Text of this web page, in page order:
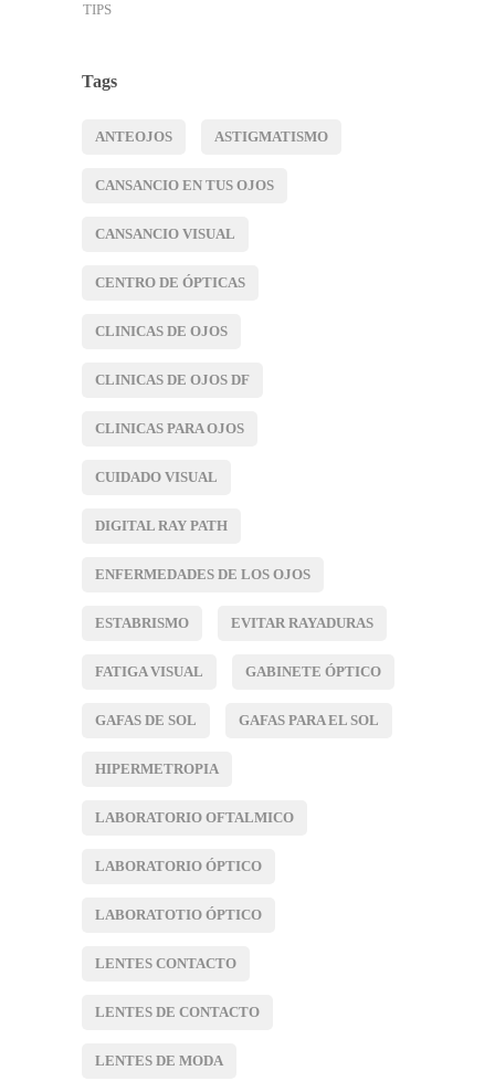
TIPS
Tags
ANTEOJOS ASTIGMATISMO
CANSANCIO EN TUS OJOS
CANSANCIO VISUAL
CENTRO DE ÓPTICAS
CLINICAS DE OJOS
CLINICAS DE OJOS DF
CLINICAS PARA OJOS
CUIDADO VISUAL
DIGITAL RAY PATH
ENFERMEDADES DE LOS OJOS
ESTABRISMO EVITAR RAYADURAS
FATIGA VISUAL GABINETE ÓPTICO
GAFAS DE SOL GAFAS PARA EL SOL
HIPERMETROPIA
LABORATORIO OFTALMICO
LABORATORIO ÓPTICO
LABORATOTIO ÓPTICO
LENTES CONTACTO
LENTES DE CONTACTO
LENTES DE MODA